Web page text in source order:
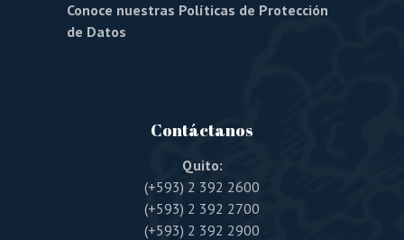
Conoce nuestras Políticas de Protección
de Datos
Contáctanos
Quito:
(+593) 2 392 2600
(+593) 2 392 2700
(+593) 2 392 2900